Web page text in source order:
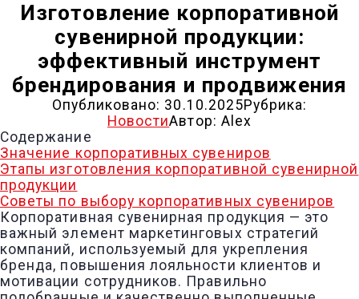
Изготовление корпоративной
сувенирной продукции:
эффективный инструмент
брендирования и продвижения
Опубликовано: 30.10.2025Рубрика:
НовостиАвтор: Alex
Содержание
Значение корпоративных сувениров
Этапы изготовления корпоративной сувенирной
продукции
Советы по выбору корпоративных сувениров
Корпоративная сувенирная продукция — это
важный элемент маркетинговых стратегий
компаний, используемый для укрепления
бренда, повышения лояльности клиентов и
мотивации сотрудников. Правильно